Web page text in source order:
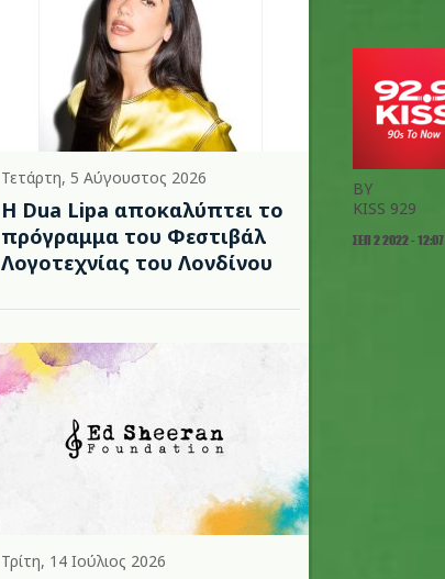
Τετάρτη, 5 Αύγουστος 2026
Η Dua Lipa αποκαλύπτει το
πρόγραμμα του Φεστιβάλ
Λογοτεχνίας του Λονδίνου
Τρίτη, 14 Ιούλιος 2026
BY
KISS 929
ΣΕΠ 2 2022 - 12:07